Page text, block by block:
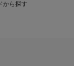
から探す